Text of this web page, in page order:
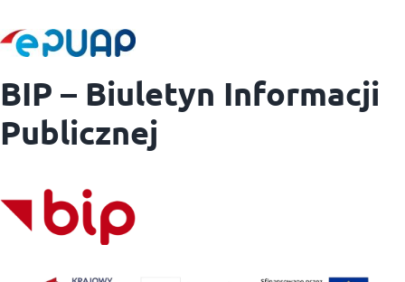
BIP – Biuletyn Informacji
Publicznej